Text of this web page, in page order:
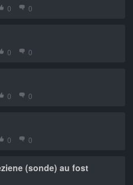
0 0
0 0
0 0
0 0
(sonde) au fost